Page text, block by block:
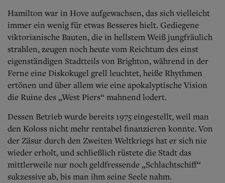
Hamilton war in Hove aufgewachsen, das sich vielleicht
immer ein wenig für etwas Besseres hielt. Gediegene
viktorianische Bauten, die in hellstem Weiß jungfräulich
strahlen, zeugen noch heute vom Reichtum des einst
eigenständigen Stadtteils von Brighton, während in der
Ferne eine Diskokugel grell leuchtet, heiße Rhythmen
ertönen und über allem wie eine apokalyptische Vision
die Ruine des „West Piers“ mahnend lodert.
Dessen Betrieb wurde bereits 1975 eingestellt, weil man
den Koloss nicht mehr rentabel finanzieren konnte. Von
der Zäsur durch den Zweiten Weltkriegs hat er sich nie
wieder erholt, und schließlich rüstete die Stadt das
mittlerweile nur noch geldfressende „Schlachtschiff“
sukzessive ab, bis man ihm seine Seele nahm.